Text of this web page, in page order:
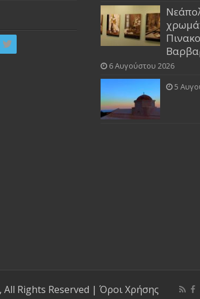
6 Αυγούστου 2026
5
Rights Reserved | Όροι Χρήσης